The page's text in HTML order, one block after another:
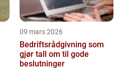
09 mars 2026
Bedriftsrådgivning som
gjør tall om til gode
beslutninger